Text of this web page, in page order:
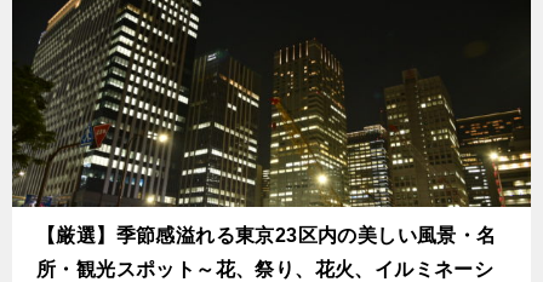
【厳選】季節感溢れる東京23区内の美しい風景・名
所・観光スポット～花、祭り、花火、イルミネーシ